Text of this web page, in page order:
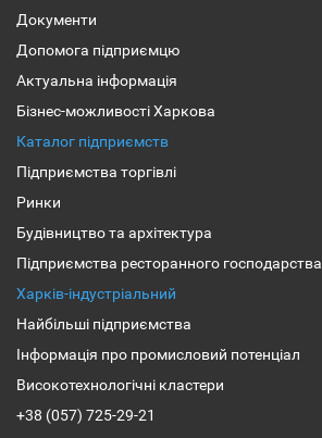
Документи
Допомога підприємцю
Актуальна інформація
Бізнес-можливості Харкова
Каталог підприємств
Підприємства торгівлі
Ринки
Будівництво та архітектура
Підприємства ресторанного господарства
Харків-індустріальний
Найбільші підприємства
Інформація про промисловий потенціал
Високотехнологічні кластери
+38 (057) 725-29-21